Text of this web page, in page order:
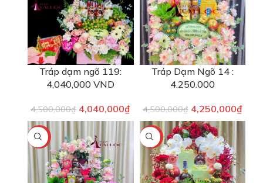
Tráp dạm ngõ 119:
4,040,000 VND
4,500,000₫ 4,040,000₫
Tráp Dạm Ngõ 14 :
4.250.000
4,500,000₫ 4,250,000₫
-6% -3%